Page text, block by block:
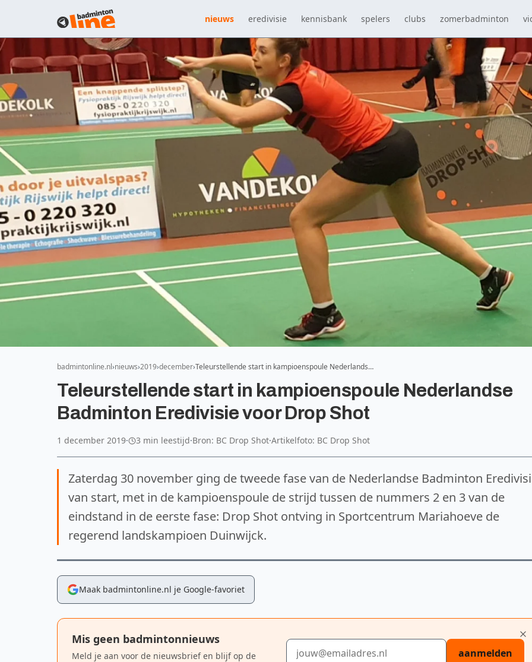
nieuws eredivisie kennisbank spelers clubs zomerbadminton
badmintonline.nl nieuws 2019 december Teleurstellende start in kampioenspoule Nederlands…
Teleurstellende start in kampioenspoule Nederlandse
Badminton Eredivisie voor Drop Shot
1 december 2019· 3 min leestijd·Bron: BC Drop Shot·Artikelfoto: BC Drop Shot
Zaterdag 30 november ging de tweede fase van de Nederlandse Badminton
van start, met in de kampioenspoule de strijd tussen de nummers 2 en 3 van de
eindstand in de eerste fase: Drop Shot ontving in Sportcentrum Mariahoeve de
regerend landskampioen Duinwijck.
Maak badmintonline.nl je Google-favoriet
Mis geen badmintonnieuws
Meld je aan voor de nieuwsbrief en blijf op de
E-mailadres
aanmelden